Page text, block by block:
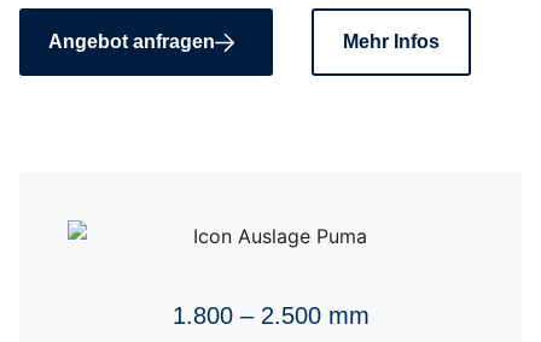
Angebot anfragen Mehr Infos
1.800 – 2.500 mm